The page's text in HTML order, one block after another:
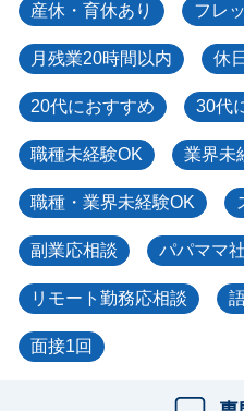
産休・育休あり フレ
月残業20時間以内 休
20代におすすめ 30代
職種未経験OK 業界未
職種・業界未経験OK
副業応相談 パパママ
リモート勤務応相談
面接1回